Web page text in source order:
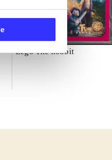
Lego The hobbit